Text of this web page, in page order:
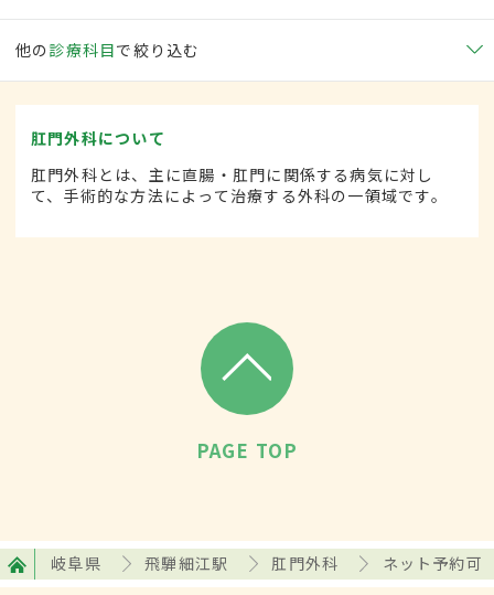
他の 診療科目で絞り込む
肛門外科について
肛門外科とは、主に直腸・肛門に関係する病気に対し
て、手術的な方法によって治療する外科の一領域です。
PAGE TOP
岐阜県 飛騨細江駅 肛門外科 ネット予約可